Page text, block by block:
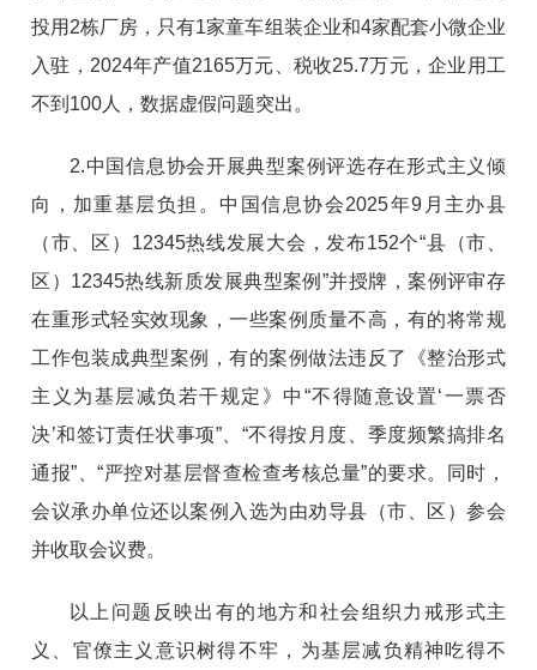
投用2栋厂房，只有1家童车组装企业和4家配套小微企业
入驻，2024年产值2165万元、税收25.7万元，企业用工
不到100人，数据虚假问题突出。
2.中国信息协会开展典型案例评选存在形式主义倾
向，加重基层负担。中国信息协会2025年9月主办县
（市、区）12345热线发展大会，发布152个“县（市、
区）12345热线新质发展典型案例”并授牌，案例评审存
在重形式轻实效现象，一些案例质量不高，有的将常规
工作包装成典型案例，有的案例做法违反了《整治形式
主义为基层减负若干规定》中“不得随意设置‘一票否
决’和签订责任状事项”、“不得按月度、季度频繁搞排名
通报”、“严控对基层督查检查考核总量”的要求。同时，
会议承办单位还以案例入选为由劝导县（市、区）参会
并收取会议费。
以上问题反映出有的地方和社会组织力戒形式主
义、官僚主义意识树得不牢，为基层减负精神吃得不